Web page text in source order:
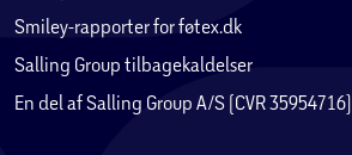
Smiley-rapporter for føtex.dk
Salling Group tilbagekaldelser
En del af Salling Group A/S (CVR 35954716)